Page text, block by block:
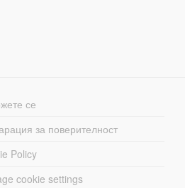
се
за поверителност
Policy
cookie settings